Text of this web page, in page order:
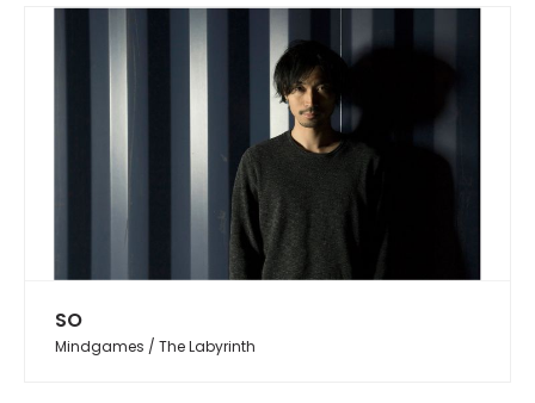
SO
Mindgames / The Labyrinth